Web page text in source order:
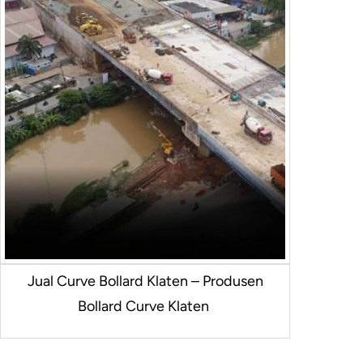
Jual Curve Bollard Klaten – Produsen
Bollard Curve Klaten